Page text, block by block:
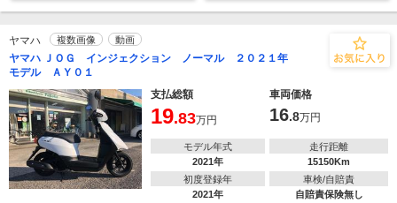
ヤマハ 複数画像 動画
ヤマハ ＪＯＧ インジェクション ノーマル ２０２１年
モデル ＡＹ０１
支払総額
車両価格
19.83万円 16.8万円
モデル年式
2021年
走行距離
15150Km
初度登録年
2021年
車検/自賠責
自賠責保険無し